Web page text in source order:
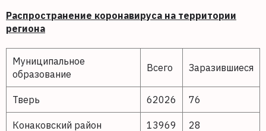
Распространение коронавируса на территории
региона
Муниципальное
образование
Всего Заразившиеся
Тверь 62026 76
Конаковский район 13969 28